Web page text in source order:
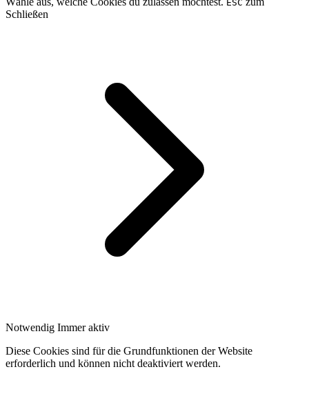
ESC
Schließen
Notwendig Immer aktiv
Diese Cookies sind für die Grundfunktionen der Website
erforderlich und können nicht deaktiviert werden.